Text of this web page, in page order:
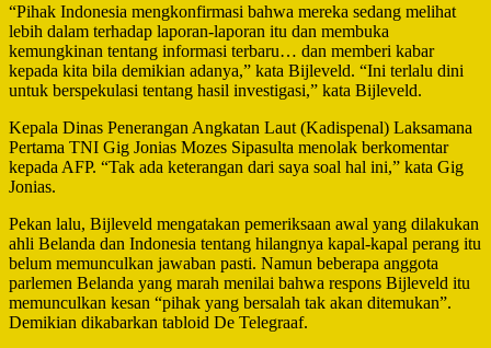
“Pihak Indonesia mengkonfirmasi bahwa mereka sedang melihat
lebih dalam terhadap laporan-laporan itu dan membuka
kemungkinan tentang informasi terbaru… dan memberi kabar
kepada kita bila demikian adanya,” kata Bijleveld. “Ini terlalu dini
untuk berspekulasi tentang hasil investigasi,” kata Bijleveld.
Kepala Dinas Penerangan Angkatan Laut (Kadispenal) Laksamana
Pertama TNI Gig Jonias Mozes Sipasulta menolak berkomentar
kepada AFP. “Tak ada keterangan dari saya soal hal ini,” kata Gig
Jonias.
Pekan lalu, Bijleveld mengatakan pemeriksaan awal yang dilakukan
ahli Belanda dan Indonesia tentang hilangnya kapal-kapal perang itu
belum memunculkan jawaban pasti. Namun beberapa anggota
parlemen Belanda yang marah menilai bahwa respons Bijleveld itu
memunculkan kesan “pihak yang bersalah tak akan ditemukan”.
Demikian dikabarkan tabloid De Telegraaf.